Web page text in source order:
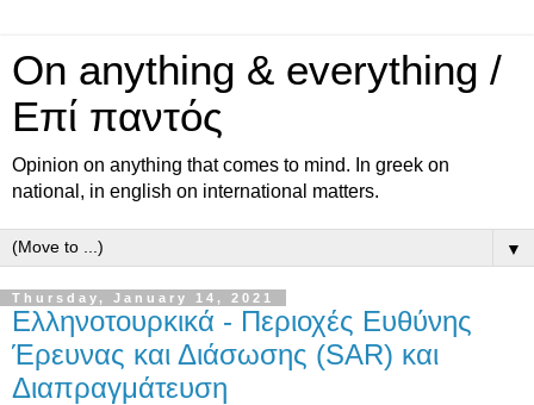
On anything & everything /
Επί παντός
Opinion on anything that comes to mind. In greek on
national, in english on international matters.
▼
Thursday, January 14, 2021
Ελληνοτουρκικά - Περιοχές Ευθύνης
Έρευνας και Διάσωσης (SAR) και
Διαπραγμάτευση